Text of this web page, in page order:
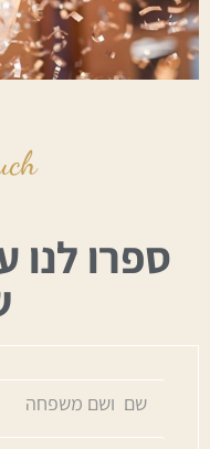
ספרו לנו